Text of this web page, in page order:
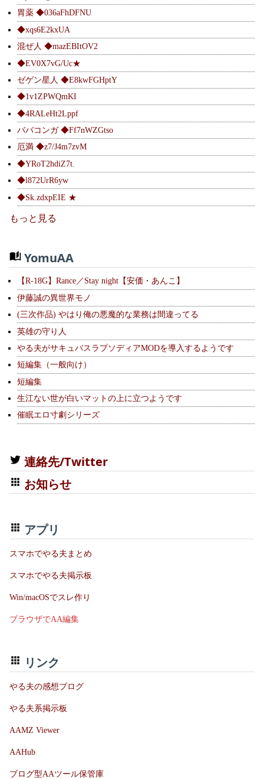
胃薬 ◆036aFhDFNU
◆xqs6E2kxUA
混ぜ人 ◆mazEBItOV2
◆EV0X7vG/Uc★
ゼゲン星人 ◆E8kwFGHptY
◆1v1ZPWQmKI
◆4RALeHt2Lppf
ババコンガ ◆Ff7nWZGtso
厄満 ◆z7/J4m7zvM
◆YRoT2hdiZ7t.
◆l872UrR6yw
◆Sk.zdxpEIE ★
もっと見る
YomuAA
【R-18G】Rance／Stay night【安価・あんこ】
伊藤誠の異世界モノ
(三次作品) やはり俺の悪魔的な業務は間違ってる
英雄の守り人
やる夫がサキュバスラプソディアMODを導入するようです
短編集（一般向け）
短編集
生江ない世が白いマットの上に立つようです
催眠エロ寸劇シリーズ
連絡先/Twitter
お知らせ
アプリ
スマホでやる夫まとめ
スマホでやる夫掲示板
Win/macOSでスレ作り
ブラウザでAA編集
リンク
やる夫の感想ブログ
やる夫系掲示板
AAMZ Viewer
AAHub
ブログ型AAツール保管庫